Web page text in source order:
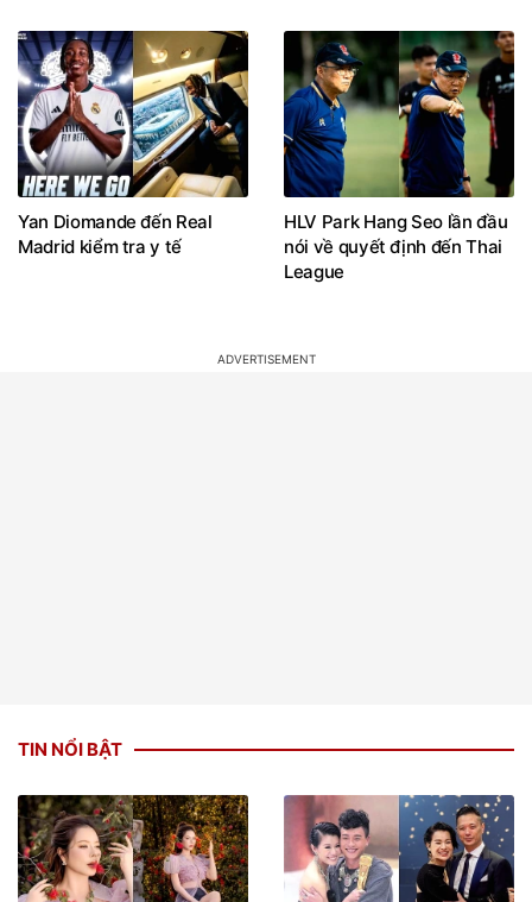
Yan Diomande đến Real
Madrid kiểm tra y tế
HLV Park Hang Seo lần đầu
nói về quyết định đến Thai
League
TIN NỔI BẬT